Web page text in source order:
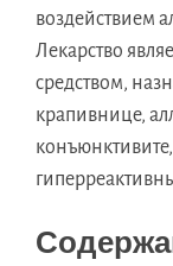
воздействием
Лекарство
средством,
крапивнице,